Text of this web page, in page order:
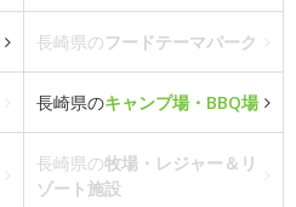
長崎県のフードテーマパーク
長崎県のキャンプ場・BBQ場
長崎県の牧場・レジャー＆リ
ゾート施設